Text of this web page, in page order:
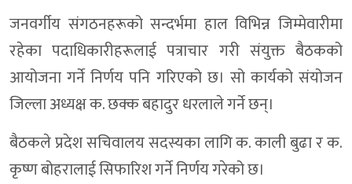
जनवर्गीय संगठनहरूको सन्दर्भमा हाल विभिन्न जिम्मेवारीमा
रहेका पदाधिकारीहरूलाई पत्राचार गरी संयुक्त बैठकको
आयोजना गर्ने निर्णय पनि गरिएको छ। सो कार्यको संयोजन
जिल्ला अध्यक्ष क. छक्क बहादुर धरलाले गर्ने छन्।
बैठकले प्रदेश सचिवालय सदस्यका लागि क. काली बुढा र क.
कृष्ण बोहरालाई सिफारिश गर्ने निर्णय गरेको छ।